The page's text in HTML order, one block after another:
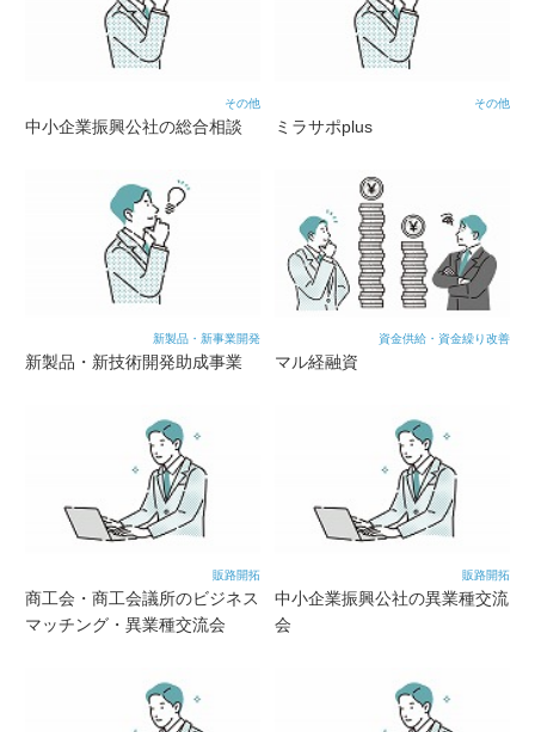
その他
中小企業振興公社の総合相談
その他
ミラサポplus
新製品・新事業開発
新製品・新技術開発助成事業
資金供給・資金繰り改善
マル経融資
販路開拓
商工会・商工会議所のビジネス
マッチング・異業種交流会
販路開拓
中小企業振興公社の異業種交流
会